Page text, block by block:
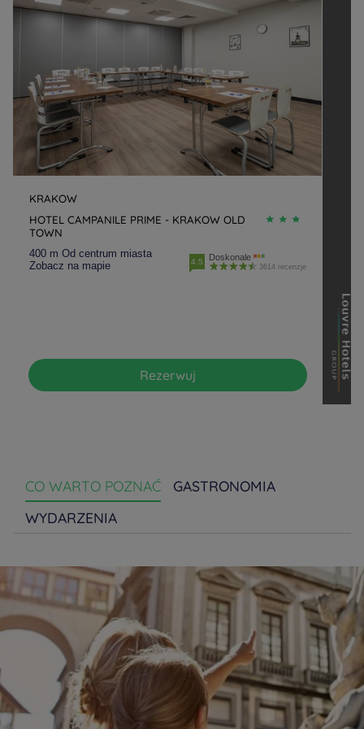
KRAKOW
HOTEL CAMPANILE PRIME - KRAKOW OLD
TOWN
400 m Od centrum miasta
Zobacz na mapie
4.5 Doskonale
3614 recenzje
Rezerwuj
CO WARTO POZNAĆ
GASTRONOMIA
WYDARZENIA